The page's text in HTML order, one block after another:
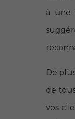
à une
De
de
vos